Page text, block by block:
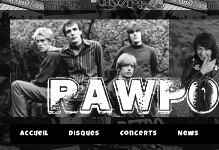
Accueil Disques Concerts News